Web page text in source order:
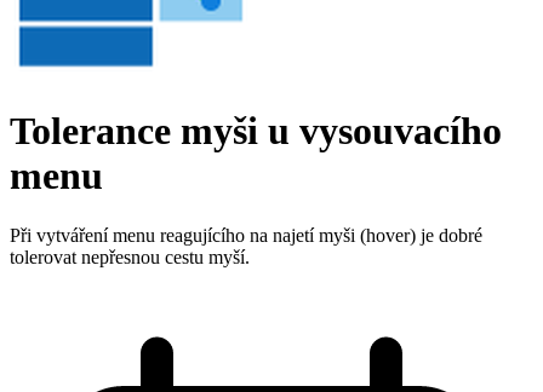
Tolerance myši u vysouvacího
menu
Při vytváření menu reagujícího na najetí myši (hover) je dobré
tolerovat nepřesnou cestu myší.